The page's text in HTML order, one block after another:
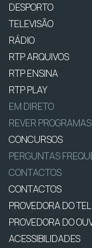
DESPORTO
TELEVISÃO
RÁDIO
RTP ARQUIVOS
RTP ENSINA
RTP PLAY
EM DIRETO
REVER PROGRAMAS
CONCURSOS
PERGUNTAS
CONTACTOS
CONTACTOS
PROVEDORA DO
PROVEDORA DO
ACESSIBILIDADES